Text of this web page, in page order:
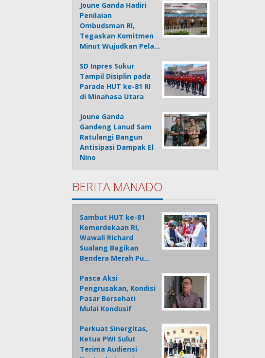
Joune Ganda Hadiri
Penilaian
Ombudsman RI,
Tegaskan Komitmen
Minut Wujudkan Pela…
SD Inpres Sukur
Tampil Disiplin pada
Parade HUT ke-81 RI
di Minahasa Utara
Joune Ganda
Gandeng Lanud Sam
Ratulangi Bangun
Antisipasi Dampak El
Nino
BERITA MANADO
Sambut HUT ke-81
Kemerdekaan RI,
Wawali Richard
Sualang Bagikan
Bendera Merah Pu…
Pasca Aksi
Pengrusakan, Kondisi
Pasar Bersehati
Mulai Kondusif
Perkuat Sinergitas,
Ketua PWI Sulut
Terima Audiensi